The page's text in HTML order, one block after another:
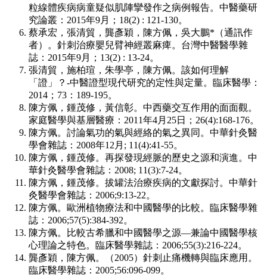
粒線體疾病病童疑似肌陣攣發作之病例報告。中醫藥研
究論叢：2015年9月；18(2) : 121-130。
蔡承宏，張清貿，龔彥穎，陳方佩，吳大鵬*（通訊作
者）。針刺治療嬰兒臂神經叢麻痺。台灣中醫醫學雜
誌：2015年9月；13(2) : 13-24。
張清貿，施柏瑄，朱學亭，陳方佩。該如何理解
「證」？-中醫證型現代研究的定性與定量。臨床醫學：
2014；73：189-195。
陳方佩，鍾茂修，黃信彰。中西藥交互作用的面面觀。
家庭醫學與基層醫療：2011年4月25日；26(4):168-176。
陳方佩。討論氣功的氣與經絡的氣之異同。中華針灸醫
學會雜誌：2008年12月; 11(4):41-55。
陳方佩，鍾茂修。再探發現經脈的歷史之源和演進。中
華針灸醫學會雜誌：2008; 11(3):7-24。
陳方佩，鍾茂修。拔罐法治療疾病的文獻探討。中華針
灸醫學會雜誌：2006;9:13-22。
陳方佩。歐洲植物療法和中國醫學的比較。臨床醫學雜
誌：2006;57(5):384-392。
陳方佩。比較古希臘和中國醫學之源—兼論中國醫學核
心理論之特色。臨床醫學雜誌：2006;55(3):216-224。
龔彥穎，陳方佩。（2005）針刺止痛機轉與臨床應用。
臨床醫學雜誌：2005;56:096-099。